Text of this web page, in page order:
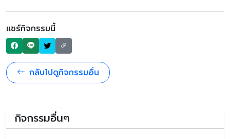
แชร์กิจกรรมนี้
กลับไปดูกิจกรรมอื่น
กิจกรรมอื่นๆ